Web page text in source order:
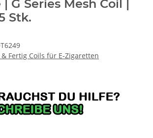
G Series Mesh Coil |
Stk.
Fertig Coils für E-Zigaretten